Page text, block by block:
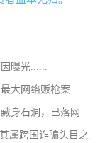
曝光......
大网络贩枪案
身石洞，已落网
属跨国诈骗头目之